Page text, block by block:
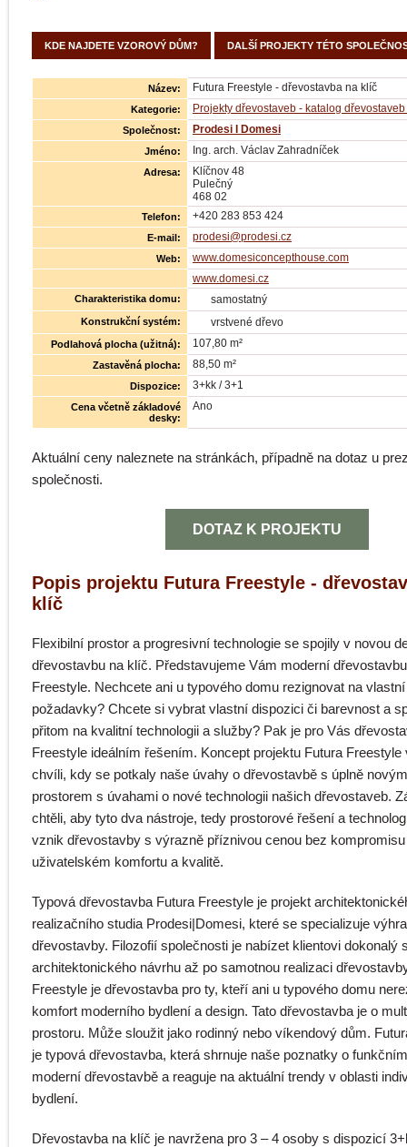
KDE NAJDETE VZOROVÝ DŮM? DALŠÍ PROJEKTY TÉTO
Název: Futura Freestyle - dřevostavba na klíč
Kategorie: Projekty dřevostaveb - katalog
Společnost: Prodesi I Domesi
Jméno: Ing. arch. Václav Zahradníček
Adresa:
Klíčnov 48
Pulečný
468 02
Telefon: +420 283 853 424
E-mail: prodesi@prodesi.cz
Web:
www.domesiconcepthouse.com
www.domesi.cz
Charakteristika domu: samostatný
Konstrukční systém: vrstvené dřevo
Podlahová plocha (užitná): 107,80 m²
Zastavěná plocha: 88,50 m²
Dispozice: 3+kk / 3+1
Cena včetně základové
desky:
Ano
Aktuální ceny naleznete na stránkách, případně na dotaz u
společnosti.
DOTAZ K PROJEKTU
Popis projektu Futura Freestyle -
klíč
Flexibilní prostor a progresivní technologie se spojily v novou
dřevostavbu na klíč. Představujeme Vám moderní
Freestyle. Nechcete ani u typového domu rezignovat na vlastní
požadavky? Chcete si vybrat vlastní dispozici či barevnost a
přitom na kvalitní technologii a služby? Pak je pro Vás
Freestyle ideálním řešením. Koncept projektu Futura Freestyle
chvíli, kdy se potkaly naše úvahy o dřevostavbě s úplně
prostorem s úvahami o nové technologii našich dřevostaveb.
chtěli, aby tyto dva nástroje, tedy prostorové řešení a
vznik dřevostavby s výrazně příznivou cenou bez
uživatelském komfortu a kvalitě.
Typová dřevostavba Futura Freestyle je projekt
realizačního studia Prodesi|Domesi, které se specializuje
dřevostavby. Filozofií společnosti je nabízet klientovi dokonalý
architektonického návrhu až po samotnou realizaci
Freestyle je dřevostavba pro ty, kteří ani u typového domu
komfort moderního bydlení a design. Tato dřevostavba je o
prostoru. Může sloužit jako rodinný nebo víkendový dům.
je typová dřevostavba, která shrnuje naše poznatky o
moderní dřevostavbě a reaguje na aktuální trendy v oblasti
bydlení.
Dřevostavba na klíč je navržena pro 3 – 4 osoby s dispozicí